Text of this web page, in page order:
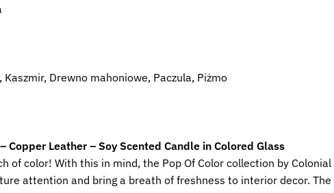
Drewno mahoniowe, Paczula, Piżmo
Leather – Soy Scented Candle in Colored Glass
of color! With this in mind, the Pop Of Color collection by
attention and bring a breath of freshness to interior decor.